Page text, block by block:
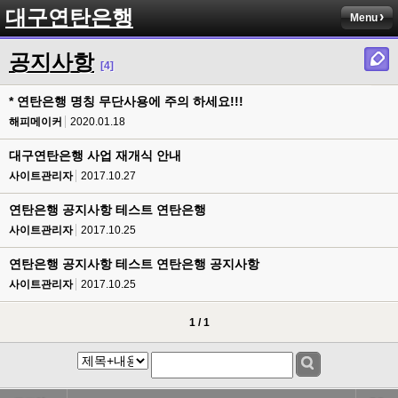
대구연탄은행 Menu
공지사항 [4]
* 연탄은행 명칭 무단사용에 주의 하세요!!!
해피메이커 2020.01.18
대구연탄은행 사업 재개식 안내
사이트관리자 2017.10.27
연탄은행 공지사항 테스트 연탄은행
사이트관리자 2017.10.25
연탄은행 공지사항 테스트 연탄은행 공지사항
사이트관리자 2017.10.25
1 / 1